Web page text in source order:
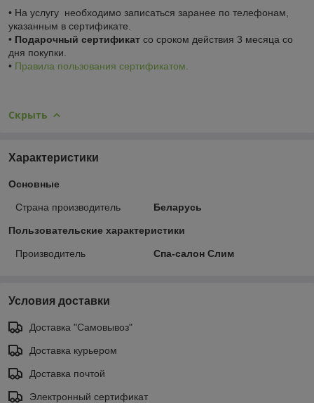
• На услугу необходимо записаться заранее по телефонам,
указанным в сертификате.
• Подарочный сертификат со сроком действия 3 месяца со
дня покупки.
• Правила пользования сертификатом.
Скрыть
Характеристики
Основные
Страна производитель Беларусь
Пользовательские характеристики
Производитель Спа-салон Слим
Условия доставки
Доставка "Самовывоз"
Доставка курьером
Доставка почтой
Электронный сертификат